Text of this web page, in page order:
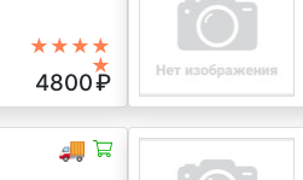
★★★★
★
4800₽
🚚